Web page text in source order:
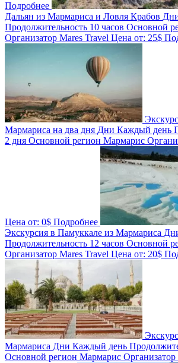
Подробнее
Дальян из Мармариса и Ловля Крабов
Продолжительность 10 часов Основной
Организатор Mares Travel Цена от: 25$
Мармариса на два дня Дни Каждый день
2 дня Основной регион Мармарис
Цена от: 0$ Подробнее
Экскурсия в Памуккале из Мармариса
Продолжительность 12 часов Основной
Организатор Mares Travel Цена от: 20$
Мармариса Дни Каждый день
Основной регион Мармарис Организатор